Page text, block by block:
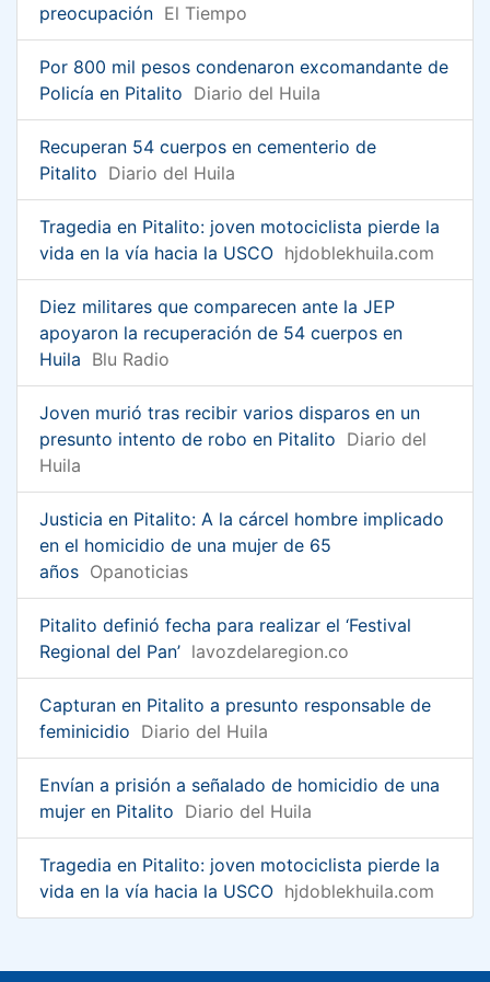
preocupación El Tiempo
Por 800 mil pesos condenaron excomandante de
Policía en Pitalito Diario del Huila
Recuperan 54 cuerpos en cementerio de
Pitalito Diario del Huila
Tragedia en Pitalito: joven motociclista pierde la
vida en la vía hacia la USCO hjdoblekhuila.com
Diez militares que comparecen ante la JEP
apoyaron la recuperación de 54 cuerpos en
Huila Blu Radio
Joven murió tras recibir varios disparos en un
presunto intento de robo en Pitalito Diario del
Huila
Justicia en Pitalito: A la cárcel hombre implicado
en el homicidio de una mujer de 65
años Opanoticias
Pitalito definió fecha para realizar el ‘Festival
Regional del Pan’ lavozdelaregion.co
Capturan en Pitalito a presunto responsable de
feminicidio Diario del Huila
Envían a prisión a señalado de homicidio de una
mujer en Pitalito Diario del Huila
Tragedia en Pitalito: joven motociclista pierde la
vida en la vía hacia la USCO hjdoblekhuila.com